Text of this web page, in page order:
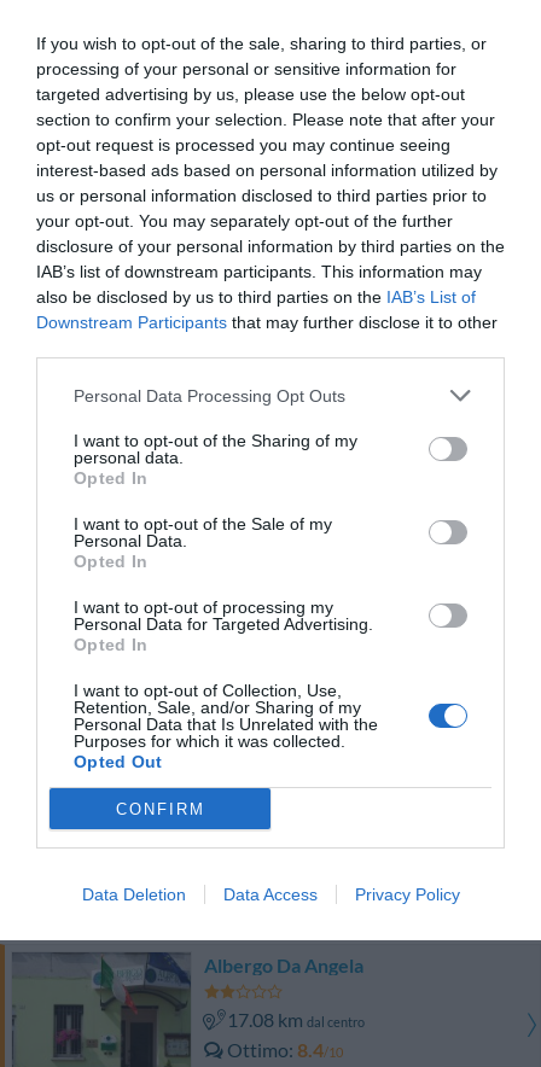
If you wish to opt-out of the sale, sharing to third parties, or
processing of your personal or sensitive information for
targeted advertising by us, please use the below opt-out
section to confirm your selection. Please note that after your
opt-out request is processed you may continue seeing
interest-based ads based on personal information utilized by
us or personal information disclosed to third parties prior to
your opt-out. You may separately opt-out of the further
disclosure of your personal information by third parties on the
IAB’s list of downstream participants. This information may
also be disclosed by us to third parties on the IAB’s List of
Downstream Participants that may further disclose it to other
Personal Data Processing Opt Outs
I want to opt-out of the Sharing of my
personal data.
Opted In
I want to opt-out of the Sale of my
Personal Data.
Opted In
I want to opt-out of processing my
Personal Data for Targeted Advertising.
Opted In
I want to opt-out of Collection, Use,
Retention, Sale, and/or Sharing of my
Personal Data that Is Unrelated with the
Purposes for which it was collected.
Opted Out
CONFIRM
Data Deletion Data Access Privacy Policy
TARIFFE
AS Hotel dei Giovi
14.38 kmdal centro
Ottimo 8.4
Hotel Metropole Suisse Au Lac
16.99 kmdal centro
Favoloso 8.7/10
TARIFFE
Albergo Le Due Corti
Eccellente 9.3
Il Loggiato Dei Serviti
Ottimo 8.4/10
TARIFFE
Helios Hotel
16.09 kmdal centro
TARIFFE
Albergo Da Angela
17.08 km dal centro
Ottimo 8.4/10